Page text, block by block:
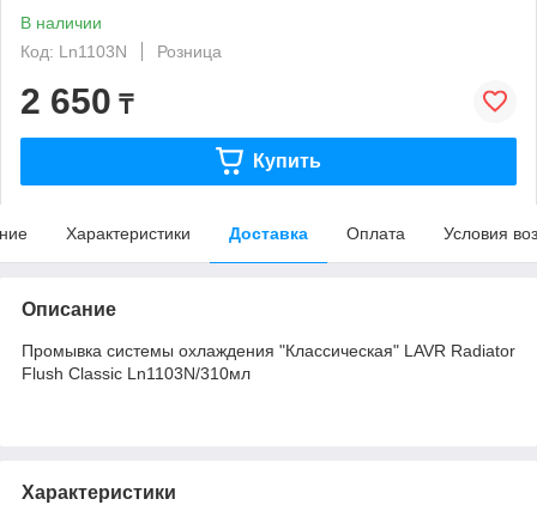
В наличии
Код: Ln1103N
Розница
2 650 ₸
Купить
Характеристики Доставка Оплата Условия
Описание
Промывка системы охлаждения "Классическая" LAVR Radiator
Flush Classic Ln1103N/310мл
Характеристики